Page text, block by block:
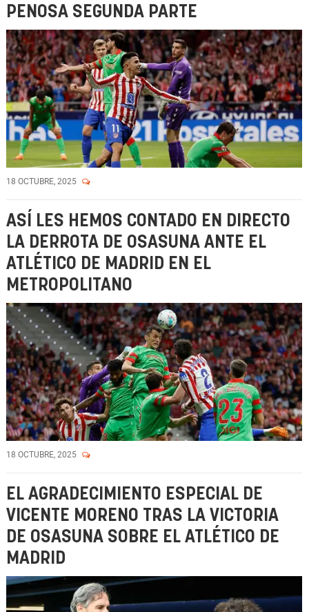
PENOSA SEGUNDA PARTE
18 OCTUBRE, 2025
ASÍ LES HEMOS CONTADO EN DIRECTO
LA DERROTA DE OSASUNA ANTE EL
ATLÉTICO DE MADRID EN EL
METROPOLITANO
18 OCTUBRE, 2025
EL AGRADECIMIENTO ESPECIAL DE
VICENTE MORENO TRAS LA VICTORIA
DE OSASUNA SOBRE EL ATLÉTICO DE
MADRID